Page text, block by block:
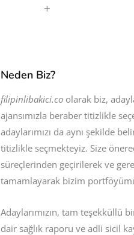
+
Neden Biz?
filipinlibakici.co olarak biz,
ajansımızla beraber titizlikle
adaylarımızı da aynı şekilde
titizlikle seçmekteyiz. Size
süreçlerinden geçirilerek ve
tamamlayarak bizim
Adaylarımızın, tam teşekküllü
dair sağlık raporu ve adli sicil